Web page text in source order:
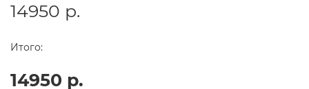
14950 р.
Итого:
14950 р.